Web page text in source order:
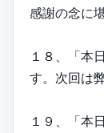
感謝の念に
１８、「本
す。次回は
１９、「本